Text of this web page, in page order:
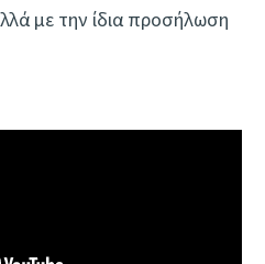
με την ίδια προσήλωση